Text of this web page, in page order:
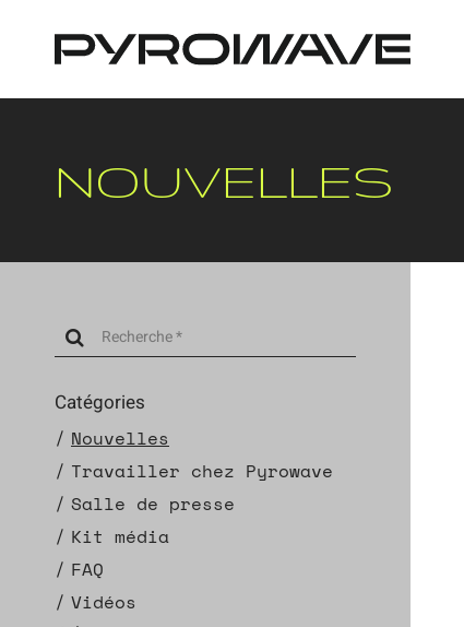
NOUVELLES
Catégories
Nouvelles
Travailler chez Pyrowave
Salle de presse
Kit média
FAQ
Vidéos